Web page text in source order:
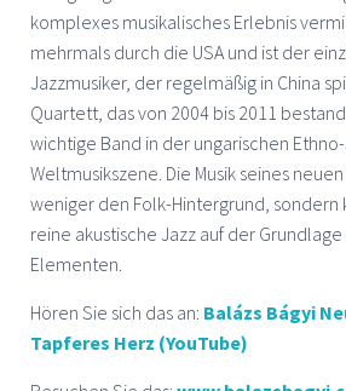
komplexes musikalisches Erlebnis
mehrmals durch die USA und ist der
Jazzmusiker, der regelmäßig in China
Quartett, das von 2004 bis 2011
wichtige Band in der ungarischen
Weltmusikszene. Die Musik seines
weniger den Folk-Hintergrund,
reine akustische Jazz auf der
Elementen.
Hören Sie sich das an: Balázs Bágyi
Tapferes Herz (YouTube)